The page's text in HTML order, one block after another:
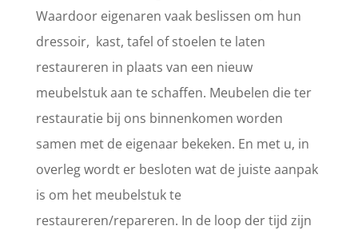
Waardoor eigenaren vaak beslissen om hun
dressoir, kast, tafel of stoelen te laten
restaureren in plaats van een nieuw
meubelstuk aan te schaffen. Meubelen die ter
restauratie bij ons binnenkomen worden
samen met de eigenaar bekeken. En met u, in
overleg wordt er besloten wat de juiste aanpak
is om het meubelstuk te
restaureren/repareren. In de loop der tijd zijn